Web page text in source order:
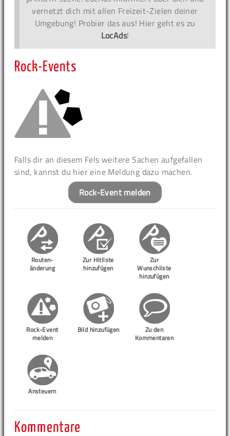
vernetzt dich mit allen Freizeit-Zielen deiner
Umgebung! Probier das aus! Hier geht es zu
LocAds!
Rock-Events
Falls dir an diesem Fels weitere Sachen aufgefallen
sind, kannst du hier eine Meldung dazu machen.
Rock-Event melden
Routen-
änderung
Zur Hitliste
hinzufügen
Zur
Wunschliste
hinzufügen
Rock-Event
melden
Bild hinzufügen
Zu den
Kommentaren
Ansteuern
Kommentare